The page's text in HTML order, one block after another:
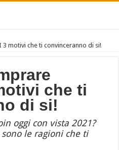
motivi che ti convinceranno di si!
che ti
di si!
oggi con vista 2021?
le ragioni che ti